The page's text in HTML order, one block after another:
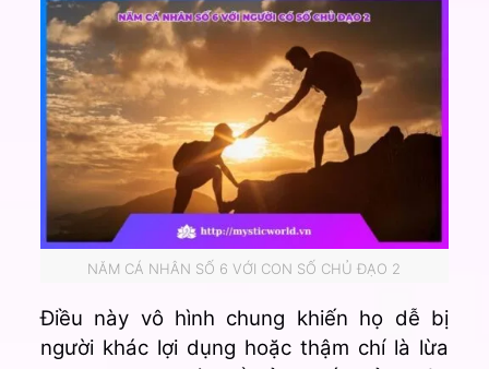
NĂM CÁ NHÂN SỐ 6 VỚI CON SỐ CHỦ ĐẠO 2
Điều này vô hình chung khiến họ dễ bị
người khác lợi dụng hoặc thậm chí là lừa